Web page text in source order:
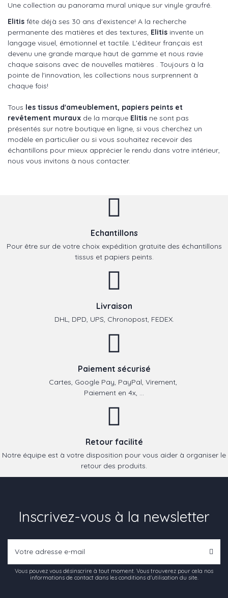
Une collection au panorama mural unique sur vinyle graufré.
Elitis fête déjà ses 30 ans d'existence! A la recherche
permanente des matières et des textures, Elitis invente un
langage visuel, émotionnel et tactile. L'éditeur français est
devenu une grande marque haut de gamme et nous ravie
chaque saisons avec de nouvelles matières . Toujours à la
pointe de l'innovation, les collections nous surprennent à
chaque fois!
Tous les tissus d'ameublement, papiers peints et
revêtement muraux de la marque Elitis ne sont pas
présentés sur notre boutique en ligne, si vous cherchez un
modèle en particulier ou si vous souhaitez recevoir des
échantillons pour mieux apprécier le rendu dans votre intérieur,
nous vous invitons à nous contacter.
Echantillons
Pour être sur de votre choix expédition gratuite des échantillons
tissus et papiers peints.
Livraison
DHL, DPD, UPS, Chronopost, FEDEX.
Paiement sécurisé
Cartes, Google Pay, PayPal, Virement,
Paiement en 4x, ...
Retour facilité
Notre équipe est à votre disposition pour vous aider à organiser le
retour des produits.
Inscrivez-vous à la newsletter
Vous pouvez vous désinscrire à tout moment. Vous trouverez pour cela nos
informations de contact dans les conditions d'utilisation du site.